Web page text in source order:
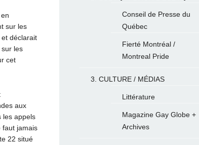
sur les
déclarait
les
cet
aux
les appels
faut jamais
22 situé
Conseil de Presse du
Québec
Fierté Montréal /
Montreal Pride
3. CULTURE / MÉDIAS
Littérature
Magazine Gay Globe +
Archives